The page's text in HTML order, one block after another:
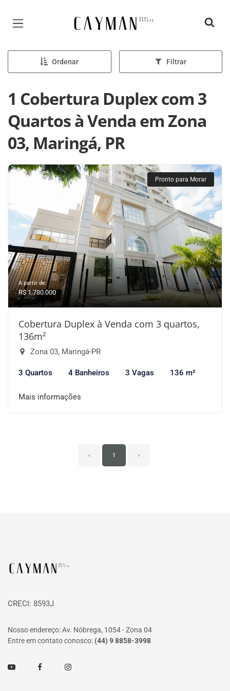
Página inicial
Ordenar Filtrar
1 Cobertura Duplex com 3
Quartos à Venda em Zona
03, Maringá, PR
Pronto para Morar
A partir de:
R$ 1.780.000
Cobertura Duplex à Venda com 3 quartos,
136m²
Zona 03, Maringá-PR
3 Quartos 4 Banheiros 3 Vagas 136 m²
Mais informações
‹ 1 ›
Página inicial
CRECI: 8593J
Nosso endereço: Av. Nóbrega, 1054 - Zona 04
Entre em contato conosco: (44) 9 8858-3998
Youtube FacebookInstagram